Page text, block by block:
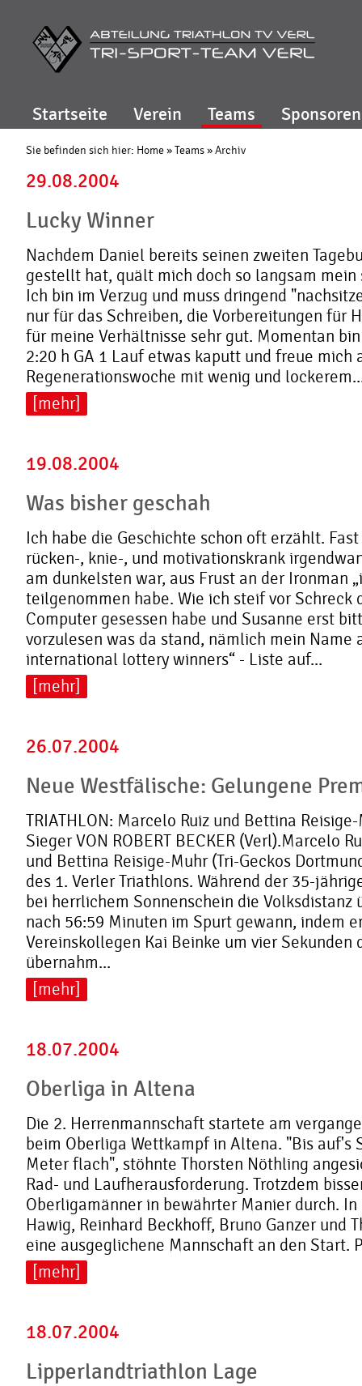
Startseite Verein Teams Sponsoren
Sie befinden sich hier: Home»Teams»Archiv
29.08.2004
Lucky Winner
Nachdem Daniel bereits seinen zweiten
gestellt hat, quält mich doch so langsam mein
Ich bin im Verzug und muss dringend
nur für das Schreiben, die Vorbereitungen für
für meine Verhältnisse sehr gut. Momentan
2:20 h GA 1 Lauf etwas kaputt und freue mich
Regenerationswoche mit wenig und
[mehr]
19.08.2004
Was bisher geschah
Ich habe die Geschichte schon oft erzählt.
rücken-, knie-, und motivationskrank
am dunkelsten war, aus Frust an der Ironman
teilgenommen habe. Wie ich steif vor Schreck
Computer gesessen habe und Susanne erst
vorzulesen was da stand, nämlich mein Name
international lottery winners“ - Liste auf...
[mehr]
26.07.2004
Neue Westfälische: Gelungene
TRIATHLON: Marcelo Ruiz und Bettina
Sieger VON ROBERT BECKER (Verl).Marcelo
und Bettina Reisige-Muhr (Tri-Geckos
des 1. Verler Triathlons. Während der 35-
bei herrlichem Sonnenschein die Volksdistanz
nach 56:59 Minuten im Spurt gewann, indem
Vereinskollegen Kai Beinke um vier Sekunden
übernahm...
[mehr]
18.07.2004
Oberliga in Altena
Die 2. Herrenmannschaft startete am
beim Oberliga Wettkampf in Altena. "Bis auf's
Meter flach", stöhnte Thorsten Nöthling
Rad- und Laufherausforderung. Trotzdem
Oberligamänner in bewährter Manier durch.
Hawig, Reinhard Beckhoff, Bruno Ganzer und
eine ausgeglichene Mannschaft an den Start.
[mehr]
18.07.2004
Lipperlandtriathlon Lage